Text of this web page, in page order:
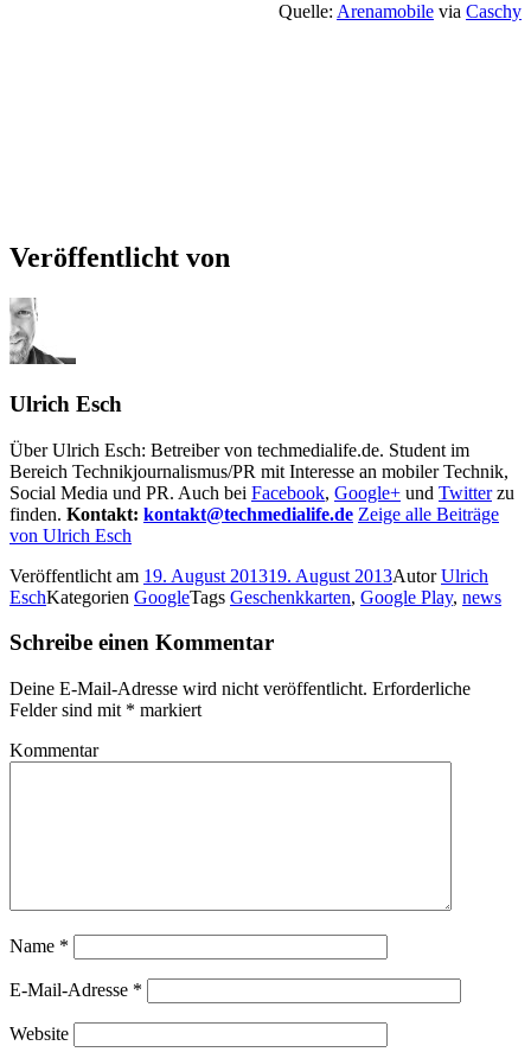
Quelle: Arenamobile via Caschy
Veröffentlicht von
Ulrich Esch
Über Ulrich Esch: Betreiber von techmedialife.de. Student im
Bereich Technikjournalismus/PR mit Interesse an mobiler Technik,
Social Media und PR. Auch bei Facebook, Google+ und Twitterzu
finden. Kontakt: kontakt@techmedialife.de Zeige alle Beiträge
von Ulrich Esch
Veröffentlicht am 19. August 201319. August 2013AutorUlrich
EschKategorien GoogleTags Geschenkkarten, Google Play, news
Schreibe einen Kommentar
Deine E-Mail-Adresse wird nicht veröffentlicht. Erforderliche
Felder sind mit * markiert
Kommentar
Name *
E-Mail-Adresse *
Website